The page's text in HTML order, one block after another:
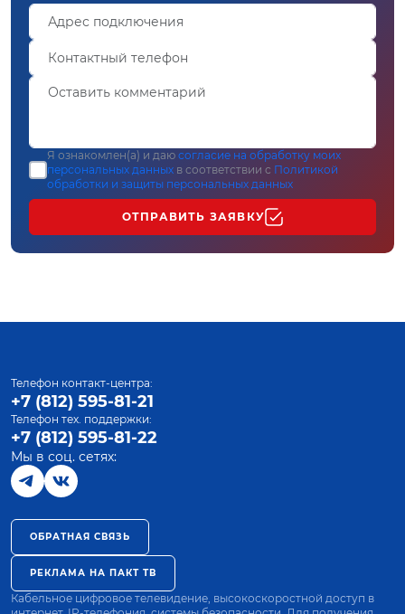
Я ознакомлен(а) и даю согласие на обработку моих
персональных данных в соответствии с Политикой
обработки и защиты персональных данных
ОТПРАВИТЬ ЗАЯВКУ
Телефон контакт-центра:
+7 (812) 595-81-21
Телефон тех. поддержки:
+7 (812) 595-81-22
Мы в соц. сетях:
ОБРАТНАЯ СВЯЗЬ
РЕКЛАМА НА ПАКТ ТВ
Кабельное цифровое телевидение, высокоскоростной доступ в